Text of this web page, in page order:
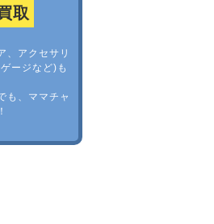
取
、アクセサリ
ージなど)も
も、ママチャ